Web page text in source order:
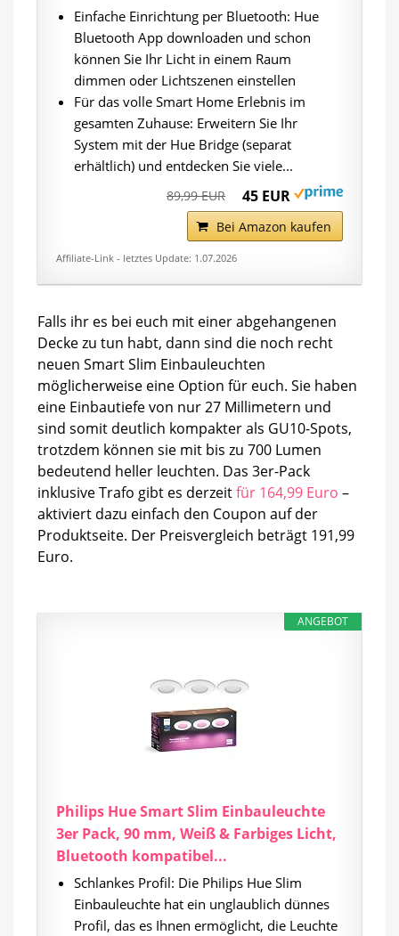
Einfache Einrichtung per Bluetooth: Hue
Bluetooth App downloaden und schon
können Sie Ihr Licht in einem Raum
dimmen oder Lichtszenen einstellen
Für das volle Smart Home Erlebnis im
gesamten Zuhause: Erweitern Sie Ihr
System mit der Hue Bridge (separat
erhältlich) und entdecken Sie viele...
89,99 EUR 45 EUR
Bei Amazon kaufen
Affiliate-Link - letztes Update: 1.07.2026
Falls ihr es bei euch mit einer abgehangenen
Decke zu tun habt, dann sind die noch recht
neuen Smart Slim Einbauleuchten
möglicherweise eine Option für euch. Sie haben
eine Einbautiefe von nur 27 Millimetern und
sind somit deutlich kompakter als GU10-Spots,
trotzdem können sie mit bis zu 700 Lumen
bedeutend heller leuchten. Das 3er-Pack
inklusive Trafo gibt es derzeitfür 164,99 Euro –
aktiviert dazu einfach den Coupon auf der
Produktseite. Der Preisvergleich beträgt 191,99
Euro.
ANGEBOT
Philips Hue Smart Slim Einbauleuchte
3er Pack, 90 mm, Weiß & Farbiges Licht,
Bluetooth kompatibel...
Schlankes Profil: Die Philips Hue Slim
Einbauleuchte hat ein unglaublich dünnes
Profil, das es Ihnen ermöglicht, die Leuchte